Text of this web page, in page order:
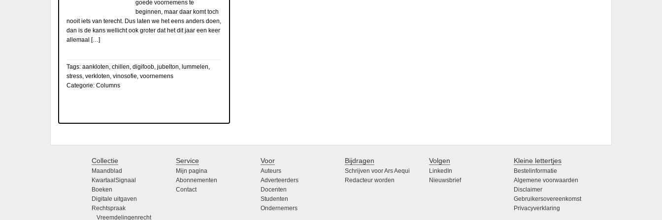
goede voornemens te
beginnen, maar daar komt toch
nooit iets van terecht. Dus laten we het eens anders doen,
dan is de kans wellicht ook groter dat het dit jaar een keer
allemaal […]
Tags: aankloten, chillen, digifoob, jubelton, lummelen,
stress, verkloten, vinosofie, voornemens
Categorie: Columns
Collectie
Maandblad
KwartaalSignaal
Boeken
Digitale uitgaven
Rechtspraak
Vreemdelingenrecht
Service
Mijn pagina
Abonnementen
Contact
Voor
Auteurs
Adverteerders
Docenten
Studenten
Ondernemers
Bijdragen
Schrijven voor Ars Aequi
Redacteur worden
Volgen
LinkedIn
Nieuwsbrief
Kleine lettertjes
Bestelinformatie
Algemene voorwaarden
Disclaimer
Gebruikersovereenkomst
Privacyverklaring